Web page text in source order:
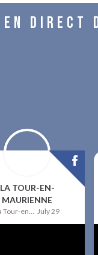
EN DIRECT
LA TOUR-EN-
MAURIENNE
La Tour-en-Maurienne July 29